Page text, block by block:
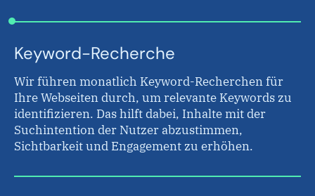
Keyword-Recherche
Wir führen monatlich Keyword-Recherchen für
Ihre Webseiten durch, um relevante Keywords zu
identifizieren. Das hilft dabei, Inhalte mit der
Suchintention der Nutzer abzustimmen,
Sichtbarkeit und Engagement zu erhöhen.